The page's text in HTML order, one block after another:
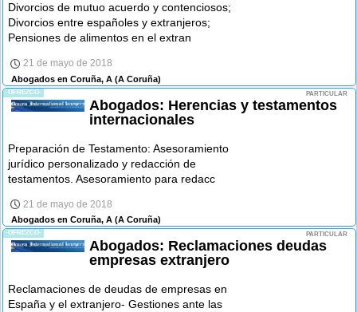
Divorcios de mutuo acuerdo y contenciosos;
Divorcios entre españoles y extranjeros;
Pensiones de alimentos en el extran
21 de mayo de 2018
Abogados en Coruña, A (A Coruña)
-OFREZCO- PARTICULAR
Abogados: Herencias y testamentos
internacionales
Preparación de Testamento: Asesoramiento
jurídico personalizado y redacción de
testamentos. Asesoramiento para redacc
21 de mayo de 2018
Abogados en Coruña, A (A Coruña)
-OFREZCO- PARTICULAR
Abogados: Reclamaciones deudas
empresas extranjero
Reclamaciones de deudas de empresas en
España y el extranjero- Gestiones ante las